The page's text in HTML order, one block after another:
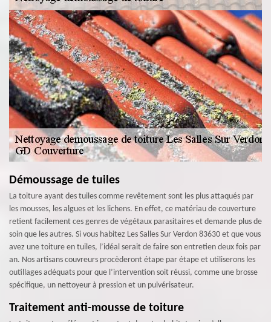
Démoussage de tuiles
La toiture ayant des tuiles comme revêtement sont les plus attaqués par
les mousses, les algues et les lichens. En effet, ce matériau de couverture
retient facilement ces genres de végétaux parasitaires et demande plus de
soin que les autres. Si vous habitez Les Salles Sur Verdon 83630 et que vous
avez une toiture en tuiles, l’idéal serait de faire son entretien deux fois par
an. Nos artisans couvreurs procèderont étape par étape et utiliserons les
outillages adéquats pour que l’intervention soit réussi, comme une brosse
spécifique, un nettoyeur à pression et un pulvérisateur.
Traitement anti-mousse de toiture